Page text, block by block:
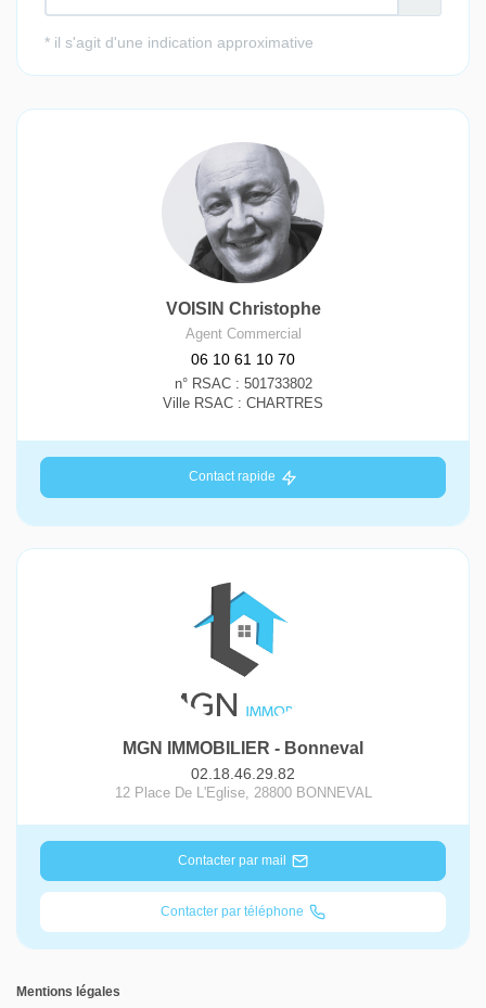
VOISIN Christophe
Agent Commercial
06 10 61 10 70
n° RSAC : 501733802
Ville RSAC : CHARTRES
Contact rapide
MGN IMMOBILIER - Bonneval
02.18.46.29.82
12 Place De L'Eglise, 28800 BONNEVAL
Contacter par mail
Contacter par téléphone
Mentions légales